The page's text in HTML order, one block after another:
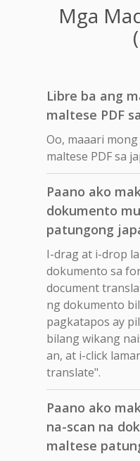
Mga
Libre ba ang
maltese PDF
Oo, maaari
maltese PDF sa
Paano ako
dokumento
patungong
I-drag at i-drop
dokumento sa
document
ng dokumento
pagkatapos ay
bilang wikang
an, at i-click
translate".
Paano ako
na-scan na
maltese